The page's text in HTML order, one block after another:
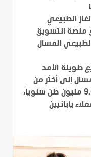
الطبيعي
منصة التسويق
الطبيعي المسال
طويلة الأمد
إلى أكثر من
90% من طاقته الإنتاجية البالغة 9.6 مليون طن سنوياً،